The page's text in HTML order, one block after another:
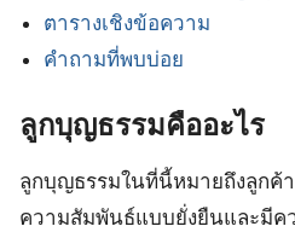
ตารางเชิงข้อความ
คำถามที่พบบ่อย
ลูกบุญธรรมคืออะไร
ลูกบุญธรรมในที่นี้หมายถึงลูกค้
ความสัมพันธ์แบบยั่งยืนและมีค